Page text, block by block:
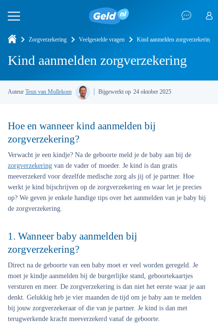
Zorgverzekering Veelgestelde vragen Kind aanmelden zorgverzekering
Kind aanmelden zorgverzekering
Auteur Teun van Mullekom Bijgewerkt op 24 oktober 2025
Hoe en wanneer kind aanmelden bij
zorgverzekering?
Verwacht je een kindje? Na de geboorte meld je de baby aan bij de
zorgverzekering van de vader of moeder. Je kind is dan gratis
meeverzekerd voor dezelfde medische zorg als jij of je partner. Hoe
werkt je kind bijschrijven op de zorgverzekering en waar let je precies
op? We geven je enkele handige tips over het aanmelden van je baby bij
de zorgverzekering.
1. Wanneer baby aanmelden bij
zorgverzekering?
Direct na de geboorte van een baby moet er veel worden geregeld. Je
moet je kindje aanmelden bij de burgerlijke stand, geboortekaartjes
versturen en meer. De zorgverzekering is dan niet het eerste waar je aan
denkt. Gelukkig heb je vier maanden de tijd om je baby aan te melden
bij jouw zorgverzekeraar of die van je partner. Je kind is dan met
terugwerkende kracht meeverzekerd vanaf de geboorte.